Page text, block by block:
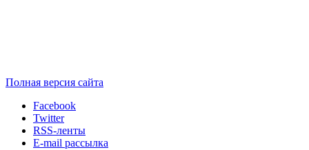
Полная версия сайта
Facebook
Twitter
RSS-ленты
E-mail рассылка